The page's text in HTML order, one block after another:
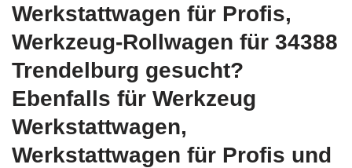
Werkstattwagen für Profis,
Werkzeug-Rollwagen für 34388
Trendelburg gesucht?
Ebenfalls für Werkzeug
Werkstattwagen,
Werkstattwagen für Profis und